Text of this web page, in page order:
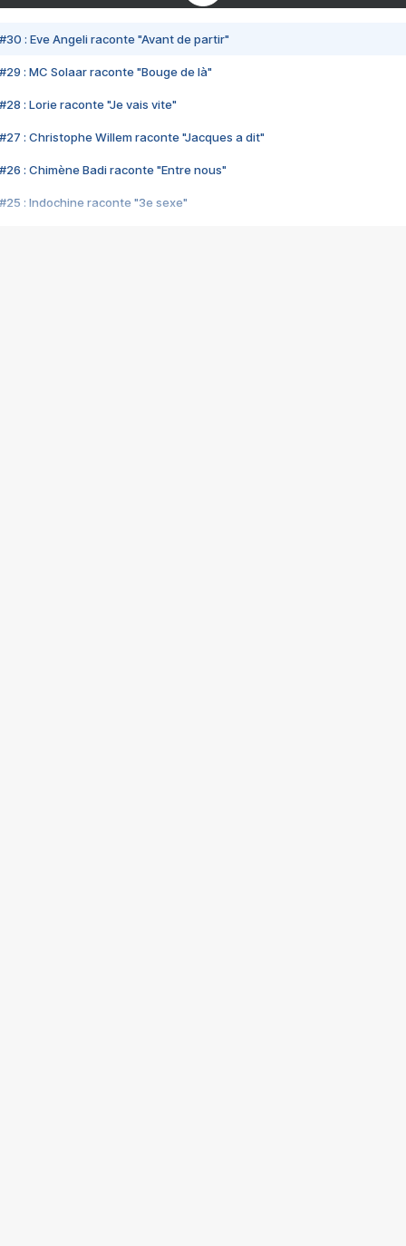
#30 : Eve Angeli raconte "Avant de partir"
#29 : MC Solaar raconte "Bouge de là"
#28 : Lorie raconte "Je vais vite"
#27 : Christophe Willem raconte "Jacques a dit"
#26 : Chimène Badi raconte "Entre nous"
#25 : Indochine raconte "3e sexe"